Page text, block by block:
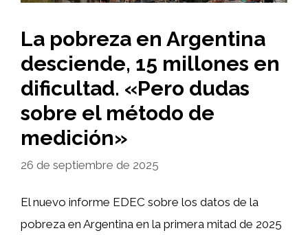
La pobreza en Argentina
desciende, 15 millones en
dificultad. «Pero dudas
sobre el método de
medición»
26 de septiembre de 2025
El nuevo informe EDEC sobre los datos de la
pobreza en Argentina en la primera mitad de 2025